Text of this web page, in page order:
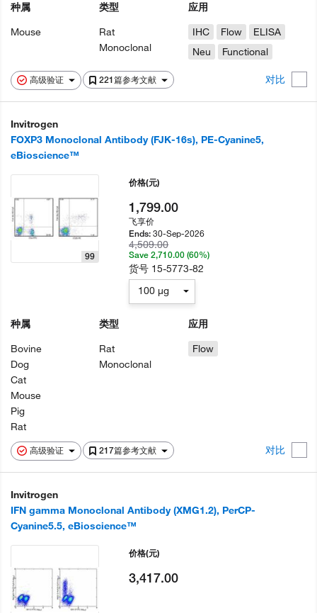
高级验证 221篇参考文献 对比
种属
Mouse
类型
Rat
Monoclonal
应用
IHC
Flow
ELISA
Neu
Functional
Invitrogen
FOXP3 Monoclonal Antibody (FJK-16s), PE-Cyanine5,
eBioscience™
高级验证 217篇参考文献 对比
99
种属
Bovine
Dog
Cat
Mouse
Pig
Rat
类型
Rat
Monoclonal
应用
Flow
价格(元)
1,799.00
飞享价
Ends:30-Sep-2026
4,509.00
Save 2,710.00 (60%)
货号 15-5773-82
100 µg
Invitrogen
IFN gamma Monoclonal Antibody (XMG1.2), PerCP-
Cyanine5.5, eBioscience™
价格(元)
3,417.00